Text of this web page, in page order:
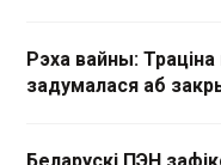
Рэха вайны: Траціна
задумалася аб